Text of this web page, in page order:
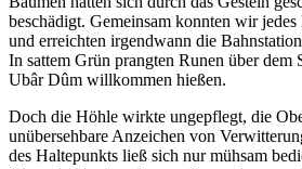
beschädigt. Gemeinsam konnten wir
und erreichten irgendwann die
In sattem Grün prangten Runen über dem
Ubâr Dûm willkommen hießen.
Doch die Höhle wirkte ungepflegt, die
unübersehbare Anzeichen von
des Haltepunkts ließ sich nur mühsam